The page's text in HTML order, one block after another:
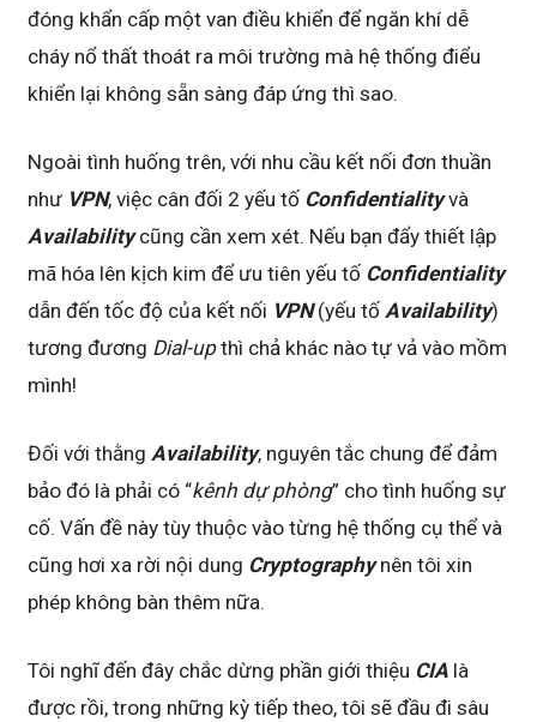
đóng khẩn cấp một van điều khiển để ngăn khí dễ
cháy nổ thất thoát ra môi trường mà hệ thống điểu
khiển lại không sẵn sàng đáp ứng thì sao.
Ngoài tình huống trên, với nhu cầu kết nối đơn thuần
như VPN, việc cân đối 2 yếu tố Confidentialityvà
Availabilitycũng cần xem xét. Nếu bạn đẩy thiết lập
mã hóa lên kịch kim để ưu tiên yếu tố Confidentiality
dẫn đến tốc độ của kết nối VPN(yếu tốAvailability)
tương đương Dial-upthì chả khác nào tự vả vào mồm
mình!
Đối với thằngAvailability, nguyên tắc chung để đảm
bảo đó là phải có “kênh dự phòng” cho tình huống sự
cố. Vấn đề này tùy thuộc vào từng hệ thống cụ thể và
cũng hơi xa rời nội dung Cryptographynên tôi xin
phép không bàn thêm nữa.
Tôi nghĩ đến đây chắc dừng phần giới thiệu CIA là
được rồi, trong những kỳ tiếp theo, tôi sẽ đầu đi sâu